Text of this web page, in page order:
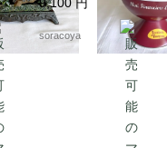
ビスキュイテリエ・
ド・ブルゴーニュ マ
ドレーヌ広告 12kwe
9,100円
soracoya